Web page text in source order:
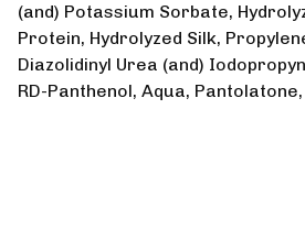
(and) Potassium Sorbate,
Protein, Hydrolyzed Silk,
Diazolidinyl Urea (and)
RD-Panthenol, Aqua,